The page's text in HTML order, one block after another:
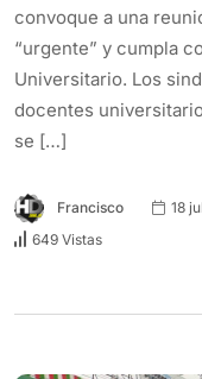
convoque a una
“urgente” y cumpla
Universitario. Los
docentes
se […]
Francisco 18
649 Vistas